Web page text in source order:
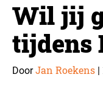
Wil jij
tijdens
DoorJan Roekens |